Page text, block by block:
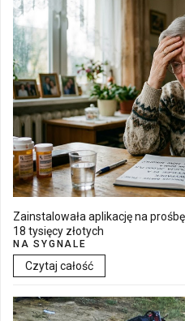
Zainstalowała aplikację na
18 tysięcy złotych
NA SYGNALE
Czytaj całość